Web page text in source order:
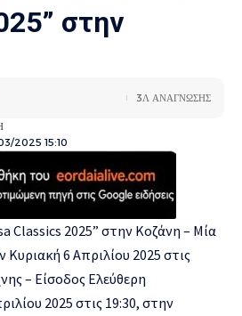
στην
2025 15:10
3Λ ΑΝΑΓΝΩΣΗΣ
Classics 2025” στην Κοζάνη – Μία
Κυριακή 6 Απριλίου 2025 στις
– Είσοδος Ελεύθερη
2025 στις 19:30, στην